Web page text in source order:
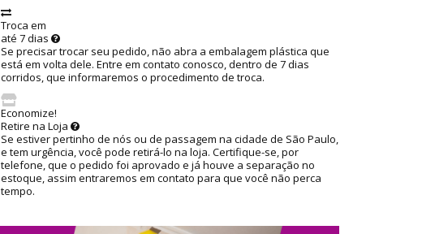
Troca em
até 7 dias
Se precisar trocar seu pedido, não abra a embalagem plástica que
está em volta dele. Entre em contato conosco, dentro de 7 dias
corridos, que informaremos o procedimento de troca.
Economize!
Retire na Loja
Se estiver pertinho de nós ou de passagem na cidade de São Paulo,
e tem urgência, você pode retirá-lo na loja. Certifique-se, por
telefone, que o pedido foi aprovado e já houve a separação no
estoque, assim entraremos em contato para que você não perca
tempo.